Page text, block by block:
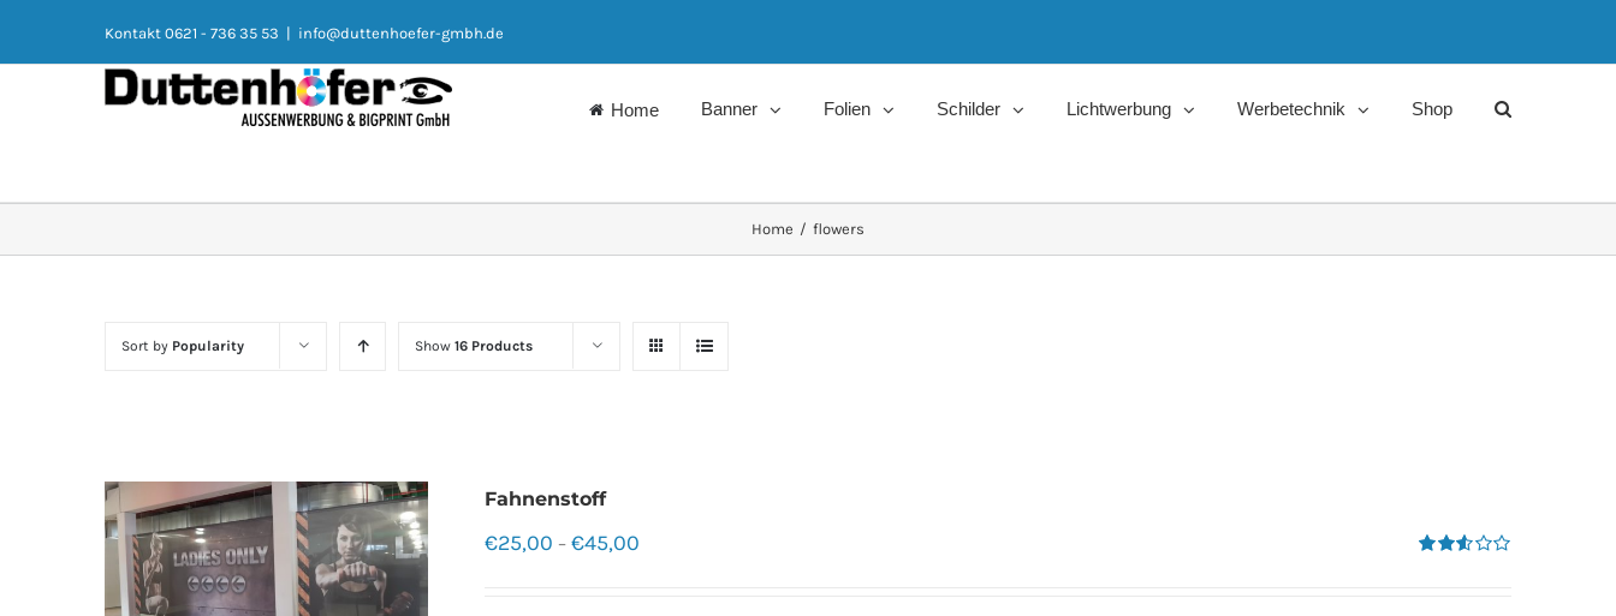
Kontakt 0621 - 736 35 53 | info@duttenhoefer-gmbh.de
Home Banner Folien Schilder Lichtwerbung Werbetechnik Shop
Home / flowers
Sort by Popularity Show 16 Products
Fahnenstoff
€25,00 – €45,00